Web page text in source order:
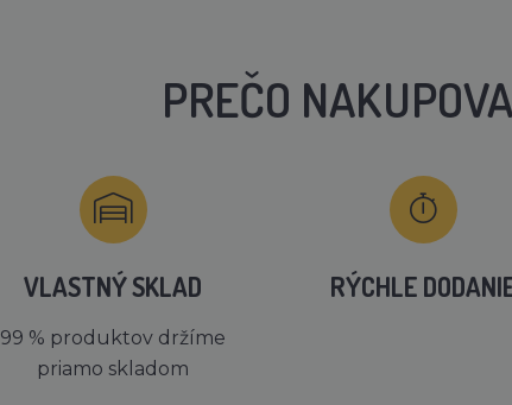
PREČO
VLASTNÝ SKLAD
99 % produktov držíme
priamo skladom
RÝCHLE